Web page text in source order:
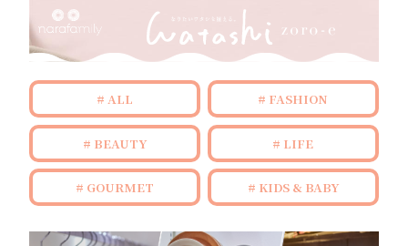
ALL FASHION
BEAUTY LIFE
GOURMET KIDS & BABY